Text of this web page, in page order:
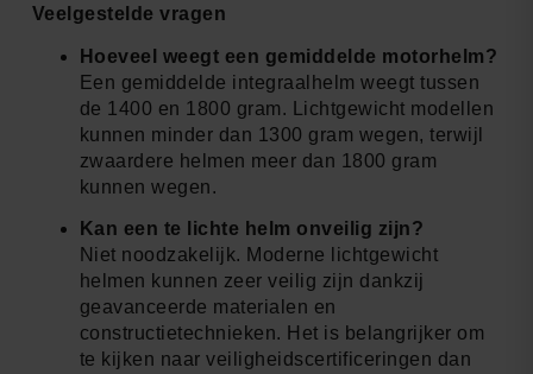
Veelgestelde vragen
Hoeveel weegt een gemiddelde motorhelm?
Een gemiddelde integraalhelm weegt tussen
de 1400 en 1800 gram. Lichtgewicht modellen
kunnen minder dan 1300 gram wegen, terwijl
zwaardere helmen meer dan 1800 gram
kunnen wegen.
Kan een te lichte helm onveilig zijn?
Niet noodzakelijk. Moderne lichtgewicht
helmen kunnen zeer veilig zijn dankzij
geavanceerde materialen en
constructietechnieken. Het is belangrijker om
te kijken naar veiligheidscertificeringen dan